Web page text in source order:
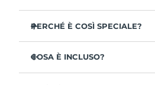
PERCHÉ È COSÌ SPECIALE?
ed efficace per il contorno occhi.
3,5 volte più efficace nel ridurre
COSA È INCLUSO?